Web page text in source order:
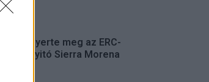
Suárez nyerte meg az ERC-
szezonnyitó Sierra Morena